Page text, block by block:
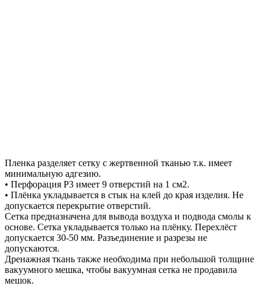
Пленка разделяет сетку с жертвенной тканью т.к. имеет
минимальную адгезию.
• Перфорация Р3 имеет 9 отверстий на 1 см2.
• Плёнка укладывается в стык на клей до края изделия. Не
допускается перекрытие отверстий.
Сетка предназначена для вывода воздуха и подвода смолы к
основе. Сетка укладывается только на плёнку. Перехлёст
допускается 30-50 мм. Разъединение и разрезы не
допускаются.
Дренажная ткань также необходима при небольшой толщине
вакуумного мешка, чтобы вакуумная сетка не продавила
мешок.